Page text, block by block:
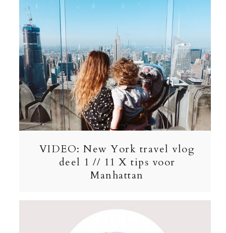
VIDEO: New York travel vlog
deel 1 // 11 X tips voor
Manhattan